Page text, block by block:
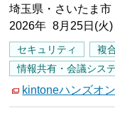
埼玉県・さいたま市
2026年 8月25日(
セキュリティ
複
情報共有・会議シス
kintoneハンズオ